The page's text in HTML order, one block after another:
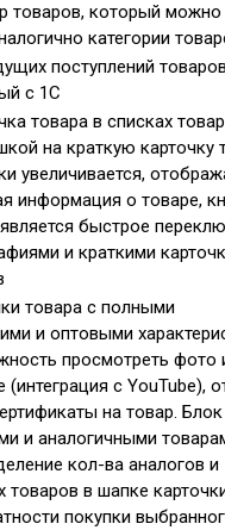
товаров, который можно
категории
поступлений
с 1С
товара в списках
на краткую карточку
увеличивается,
информация о товаре,
быстрое
и краткими
товара с полными
и оптовыми
просмотреть фото
(интеграция с YouTube),
на товар.
и аналогичными
кол-ва аналогов и
товаров в шапке
покупки